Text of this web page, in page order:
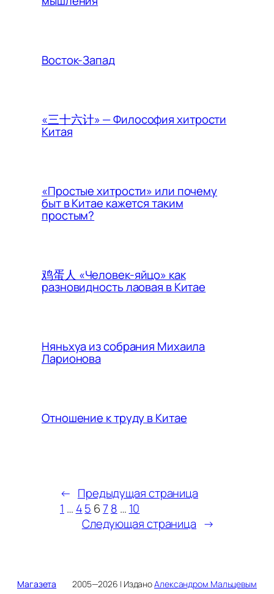
Восток-Запад
«三十六计» — Философия хитрости
Китая
«Простые хитрости» или почему
быт в Китае кажется таким
простым?
鸡蛋人 «Человек-яйцо» как
разновидность лаовая в Китае
Няньхуа из собрания Михаила
Ларионова
Отношение к труду в Китае
← Предыдущая страница
1 … 45 678 … 10
Следующая страница →
Магазета 2005—2026 | ИзданоАлександром Мальцевым